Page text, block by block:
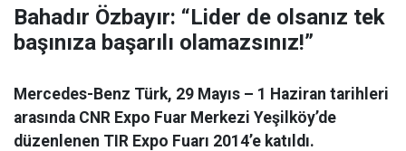
Bahadır Özbayır: “Lider de olsanız tek
başınıza başarılı olamazsınız!”
Mercedes-Benz Türk, 29 Mayıs – 1 Haziran tarihleri
arasında CNR Expo Fuar Merkezi Yeşilköy’de
düzenlenen TIR Expo Fuarı 2014’e katıldı.